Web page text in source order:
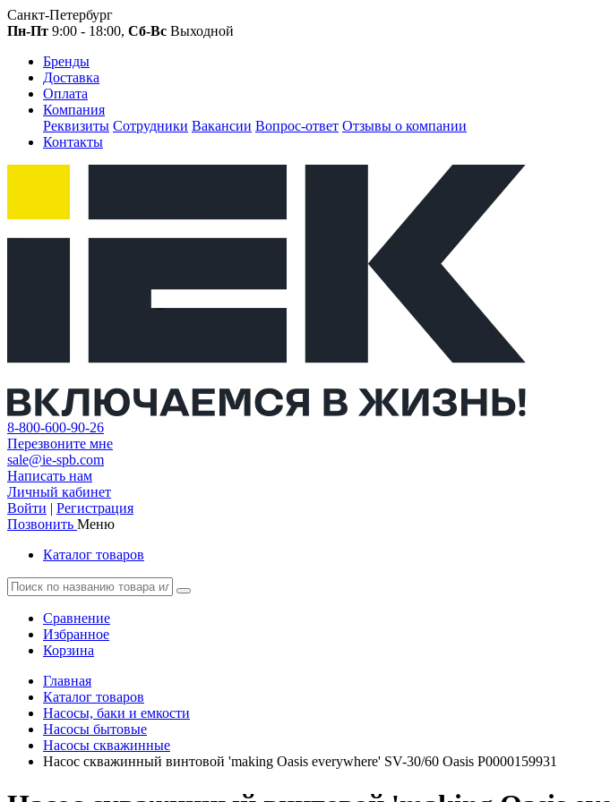
Санкт-Петербург
Пн-Пт 9:00 - 18:00, Сб-Вс Выходной
Бренды
Доставка
Оплата
Компания
Реквизиты Сотрудники Вакансии Вопрос-ответ Отзывы о компании
Контакты
8-800-600-90-26
Перезвоните мне
sale@ie-spb.com
Написать нам
Личный кабинет
Войти | Регистрация
Позвонить Меню
Каталог товаров
Сравнение
Избранное
Корзина
Главная
Каталог товаров
Насосы, баки и емкости
Насосы бытовые
Насосы скважинные
Насос скважинный винтовой 'making Оasis everywhere' SV-30/60 Oasis Р0000159931